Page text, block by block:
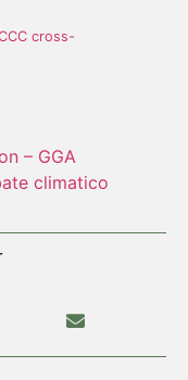
cross-
– GGA
climatico